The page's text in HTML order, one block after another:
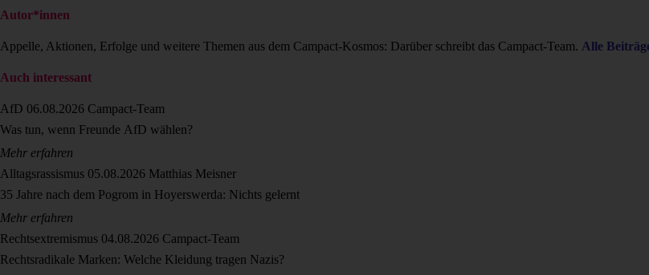
Autor*innen
Appelle, Aktionen, Erfolge und weitere Themen aus dem Campact-Kosmos: Darüber schreibt das Campact-Team. Alle
Auch interessant
AfD 06.08.2026 Campact-Team
Was tun, wenn Freunde AfD wählen?
Mehr erfahren
Alltagsrassismus 05.08.2026 Matthias Meisner
35 Jahre nach dem Pogrom in Hoyerswerda: Nichts gelernt
Mehr erfahren
Rechtsextremismus 04.08.2026 Campact-Team
Rechtsradikale Marken: Welche Kleidung tragen Nazis?